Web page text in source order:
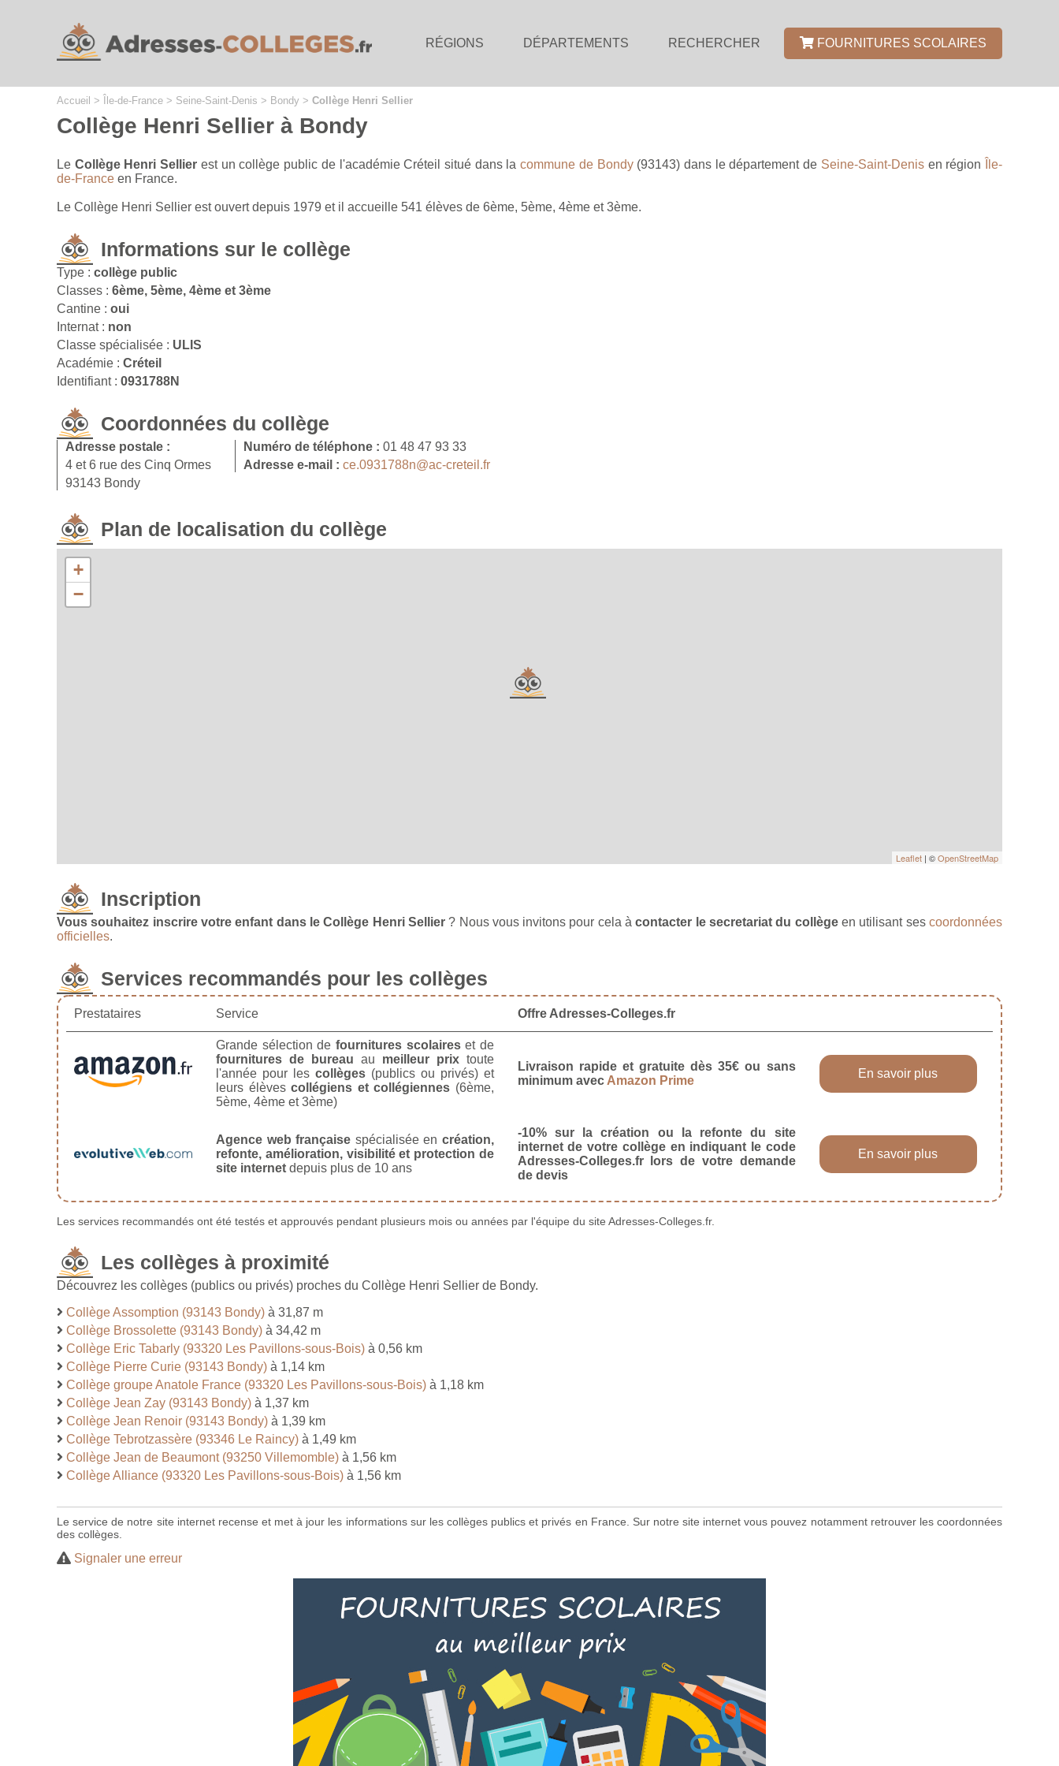
RÉGIONS DÉPARTEMENTS RECHERCHER FOURNITURES SCOLAIRES
Accueil > Île-de-France > Seine-Saint-Denis > Bondy > Collège Henri Sellier
Collège Henri Sellier à Bondy
Le Collège Henri Sellier est un collège public de l'académie Créteil situé dans lacommune de Bondy(93143) dans le département de Seine-Saint-Denisen région
Île-
de-France en France.
Le Collège Henri Sellier est ouvert depuis 1979 et il accueille 541 élèves de 6ème, 5ème, 4ème et 3ème.
Informations sur le collège
Type : collège public
Classes : 6ème, 5ème, 4ème et 3ème
Cantine : oui
Internat : non
Classe spécialisée : ULIS
Académie : Créteil
Identifiant : 0931788N
Coordonnées du collège
Adresse postale :
4 et 6 rue des Cinq Ormes
93143 Bondy
Numéro de téléphone : 01 48 47 93 33
Adresse e-mail : ce.0931788n@ac-creteil.fr
Plan de localisation du collège
+
−
Leaflet | ©OpenStreetMap
Inscription
Vous souhaitez inscrire votre enfant dans le Collège Henri Sellier? Nous vous invitons pour cela àcontacter le secretariat du collègeen utilisant sescoordonnées
officielles.
Services recommandés pour les collèges
Prestataires Service Offre Adresses-Colleges.fr
Grande sélection de fournitures scolaireset de
fournitures de bureau au meilleur prixtoute
l'année pour les collèges(publics ou privés) et
leurs élèvescollégiens et collégiennes (6ème,
5ème, 4ème et 3ème)
Livraison rapide et gratuite dès 35€ ou sans
minimum avec Amazon Prime
En savoir plus
Agence web française spécialisée en création,
refonte, amélioration, visibilité et protection de
site internet depuis plus de 10 ans
-10% sur la création ou la refonte du site
internet de votre collège en indiquant le code
Adresses-Colleges.fr lors de votre demande
de devis
En savoir plus
Les services recommandés ont été testés et approuvés pendant plusieurs mois ou années par l'équipe du site Adresses-Colleges.fr.
Les collèges à proximité
Découvrez les collèges (publics ou privés) proches du Collège Henri Sellier de Bondy.
Collège Assomption (93143 Bondy) à 31,87 m
Collège Brossolette (93143 Bondy) à 34,42 m
Collège Eric Tabarly (93320 Les Pavillons-sous-Bois) à 0,56 km
Collège Pierre Curie (93143 Bondy) à 1,14 km
Collège groupe Anatole France (93320 Les Pavillons-sous-Bois) à 1,18 km
Collège Jean Zay (93143 Bondy) à 1,37 km
Collège Jean Renoir (93143 Bondy) à 1,39 km
Collège Tebrotzassère (93346 Le Raincy) à 1,49 km
Collège Jean de Beaumont (93250 Villemomble) à 1,56 km
Collège Alliance (93320 Les Pavillons-sous-Bois) à 1,56 km
Le service de notre site internet recense et met à jour les informations sur les collèges publics et privés en France. Sur notre site internet vous pouvez notamment retrouver les coordonnées
des collèges.
Signaler une erreur